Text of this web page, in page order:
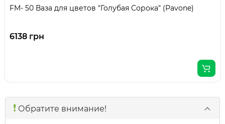
FM- 50 Ваза для цветов "Голубая Сорока" (Pavone)
6138 грн
❗️ Обратите внимание!